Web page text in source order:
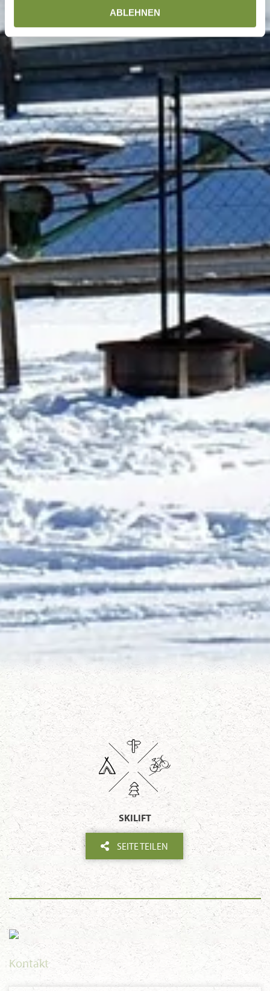
ABLEHNEN
SKILIFT
SEITE TEILEN
Kontakt